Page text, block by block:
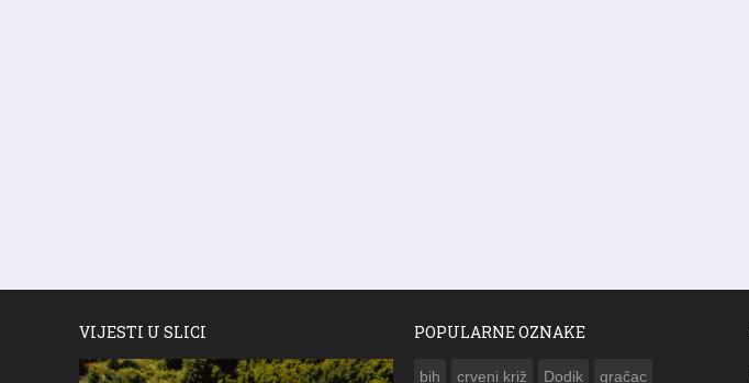
VIJESTI U SLICI POPULARNE OZNAKE
bih crveni križ Dodik gračac